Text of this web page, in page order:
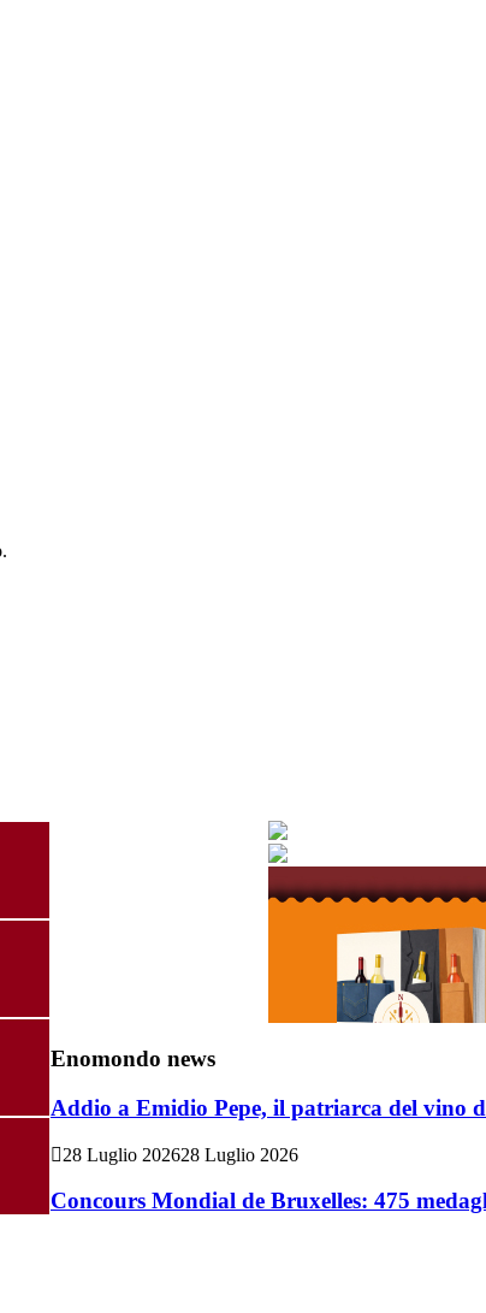
Enomondo news
Addio a Emidio Pepe, il patriarca del vino
28 Luglio 202628 Luglio 2026
Concours Mondial de Bruxelles: 475